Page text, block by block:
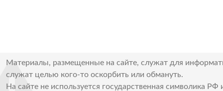
Материалы, размещенные на сайте, служат для
служат целью кого-то оскорбить или обмануть.
На сайте не используется государственная символика РФ